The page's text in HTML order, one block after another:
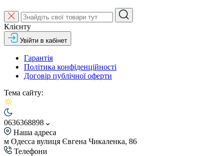
Клієнту
Увійти в кабінет
Гарантія
Політика конфіденційності
Договір публічної оферти
Тема сайту:
0636368898
Наша адреса
м Одесса вулиця Євгена Чикаленка, 86
Телефони